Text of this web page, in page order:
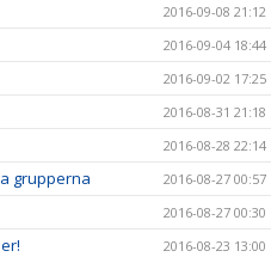
2016-09-08 21:12
2016-09-04 18:44
2016-09-02 17:25
2016-08-31 21:18
2016-08-28 22:14
grupperna 2016-08-27 00:57
2016-08-27 00:30
2016-08-23 13:00